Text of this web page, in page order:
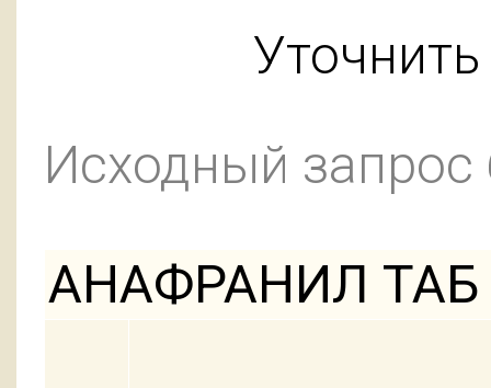
Исходный
АНАФРАНИЛ ТАБ